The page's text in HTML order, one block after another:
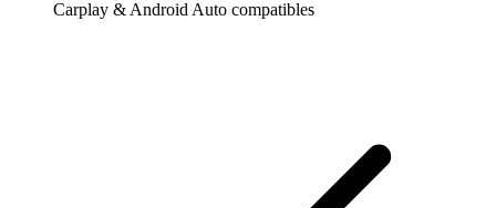
Carplay & Android Auto compatibles